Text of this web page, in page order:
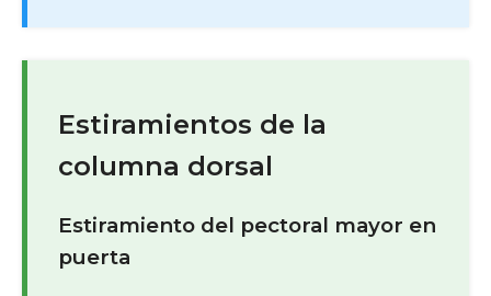
Estiramientos de la
columna dorsal
Estiramiento del pectoral mayor en
puerta